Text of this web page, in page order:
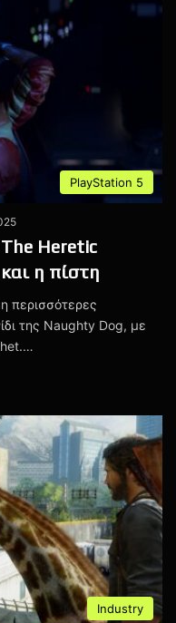
PlayStation 5
Heretic
η πίστη
περισσότερες
της Naughty Dog, με
Industry